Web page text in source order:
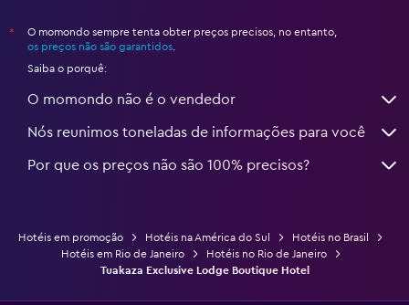
*
O momondo sempre tenta obter preços precisos, no entanto,
os preços não são garantidos
Saiba o porquê:
O momondo não é o vendedor
Nós reunimos toneladas de informações para você
Por que os preços não são 100% precisos?
Hotéis em promoção Hotéis na América do Sul
Hotéis no Brasil
Hotéis em Rio de Janeiro
Hotéis no Rio de Janeiro
Tuakaza Exclusive Lodge Boutique Hotel